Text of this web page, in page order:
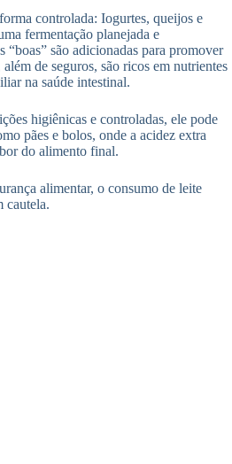
controlada: Iogurtes, queijos e
fermentação planejada e
“boas” são adicionadas para promover
de seguros, são ricos em nutrientes
na saúde intestinal.
higiênicas e controladas, ele pode
pães e bolos, onde a acidez extra
do alimento final.
alimentar, o consumo de leite
cautela.